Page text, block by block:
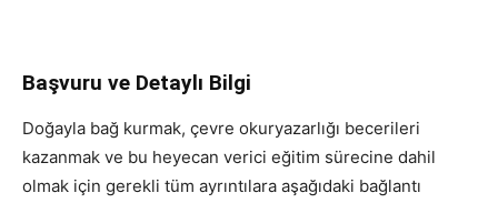
Başvuru ve Detaylı Bilgi
Doğayla bağ kurmak, çevre okuryazarlığı becerileri
kazanmak ve bu heyecan verici eğitim sürecine dahil
olmak için gerekli tüm ayrıntılara aşağıdaki bağlantı